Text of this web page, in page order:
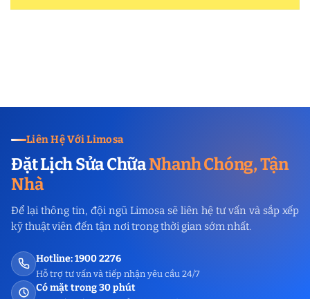
Liên Hệ Với Limosa
Đặt Lịch Sửa ChữaNhanh Chóng, Tận
Nhà
Để lại thông tin, đội ngũ Limosa sẽ liên hệ tư vấn và sắp xếp
kỹ thuật viên đến tận nơi trong thời gian sớm nhất.
Hotline: 1900 2276
Hỗ trợ tư vấn và tiếp nhận yêu cầu 24/7
Có mặt trong 30 phút